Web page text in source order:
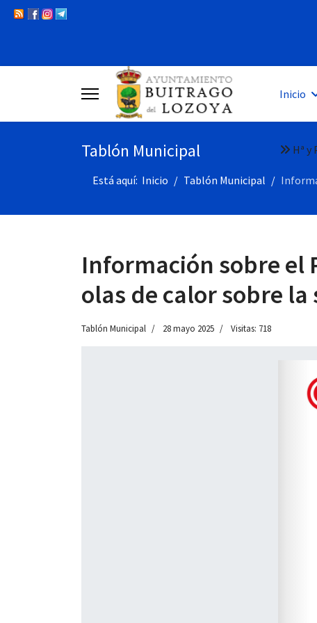
Inicio
Hª
Tablón Municipal
Está aquí: Inicio Tablón Municipal
Información sobre el
olas de calor sobre la
Tablón Municipal 28 mayo 2025 Visitas: 718